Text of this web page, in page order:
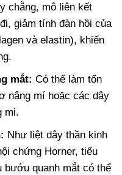
chằng, mô liên kết
giảm tính đàn hồi của
và elastin), khiến
mắt: Có thể làm tổn
nâng mí hoặc các dây
mi.
Như liệt dây thần kinh
chứng Horner, tiểu
bướu quanh mắt có thể